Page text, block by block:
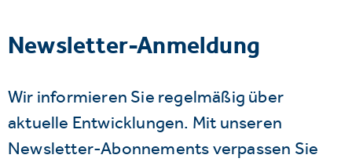
Newsletter-Anmeldung
Wir informieren Sie regelmäßig über
aktuelle Entwicklungen. Mit unseren
Newsletter-Abonnements verpassen Sie